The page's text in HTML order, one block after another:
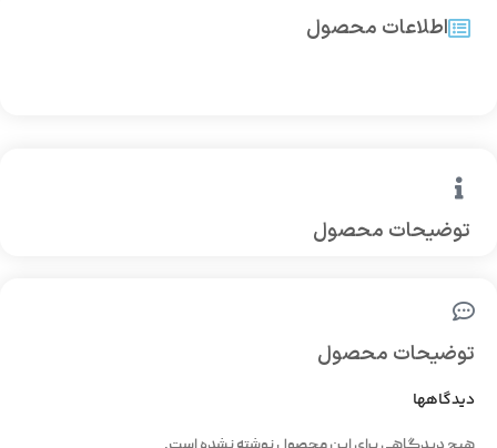
توضیحات محصول
اطلاعات محصول
توضیحات محصول
دیدگاهها